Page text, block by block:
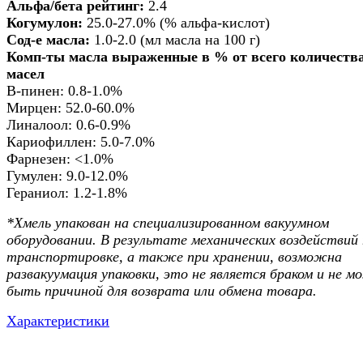
Альфа/бета рейтинг: 2.4
Когумулон: 25.0-27.0% (% альфа-кислот)
Сод-е масла: 1.0-2.0 (мл масла на 100 г)
Комп-ты масла выраженные в % от всего
масел
В-пинен: 0.8-1.0%
Мирцен: 52.0-60.0%
Линалоол: 0.6-0.9%
Кариофиллен: 5.0-7.0%
Фарнезен: <1.0%
Гумулен: 9.0-12.0%
Гераниол: 1.2-1.8%
*Хмель упакован на специализированном вакуумном
оборудовании. В результате механических воздействий
транспортировке, а также при хранении, возможна
развакуумация упаковки, это не является браком и не
быть причиной для возврата или обмена товара.
Характеристики